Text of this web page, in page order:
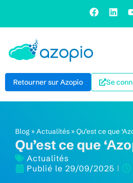
Retourner sur Azopio Se
Blog » Actualités» Qu’est ce que
Qu’est ce que
Actualités
Publié le 29/09/2025